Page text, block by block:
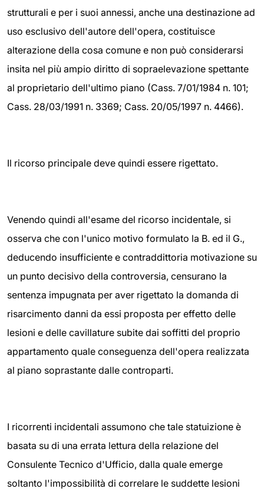
strutturali e per i suoi annessi, anche una destinazione ad
uso esclusivo dell'autore dell'opera, costituisce
alterazione della cosa comune e non può considerarsi
insita nel più ampio diritto di sopraelevazione spettante
al proprietario dell'ultimo piano (Cass. 7/01/1984 n. 101;
Cass. 28/03/1991 n. 3369; Cass. 20/05/1997 n. 4466).
Il ricorso principale deve quindi essere rigettato.
Venendo quindi all'esame del ricorso incidentale, si
osserva che con l'unico motivo formulato la B. ed il G.,
deducendo insufficiente e contraddittoria motivazione su
un punto decisivo della controversia, censurano la
sentenza impugnata per aver rigettato la domanda di
risarcimento danni da essi proposta per effetto delle
lesioni e delle cavillature subite dai soffitti del proprio
appartamento quale conseguenza dell'opera realizzata
al piano soprastante dalle controparti.
I ricorrenti incidentali assumono che tale statuizione è
basata su di una errata lettura della relazione del
Consulente Tecnico d'Ufficio, dalla quale emerge
soltanto l'impossibilità di correlare le suddette lesioni